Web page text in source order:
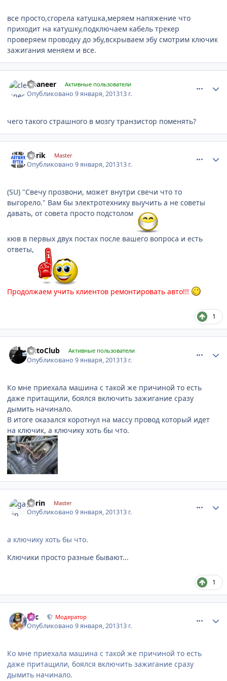
все просто,сгорела катушка,меряем напяжение что
приходит на катушку,подключаем кабель трекер
проверяем проводку до эбу,вскрываем эбу смотрим ключик
зажигания меняем и все.
cleaneer Активные пользователи
Опубликовано9 января, 201313 г.
чего такого страшного в мозгу транзистор поменять?
Yurik Master
Опубликовано9 января, 201313 г.
(SU) "Свечу прозвони, может внутри свечи что то
выгорело." Вам бы электротехнику выучить а не советы
давать, от совета просто подстолом
кюв в первых двух постах после вашего вопроса и есть
ответы,
Продолжаем учить клиентов ремонтировать авто!!!
1
AutoClub Активные пользователи
Опубликовано9 января, 201313 г.
Ко мне приехала машина с такой же причиной то есть
даже притащили, боялся включить зажигание сразу
дымить начинало.
В итоге оказался коротнул на массу провод который идет
на ключик, а ключику хоть бы что.
garin Master
Опубликовано9 января, 201313 г.
а ключику хоть бы что.
Ключики просто разные бывают...
1
тас Модератор
Опубликовано9 января, 201313 г.
Ко мне приехала машина с такой же причиной то есть
даже притащили, боялся включить зажигание сразу
дымить начинало.